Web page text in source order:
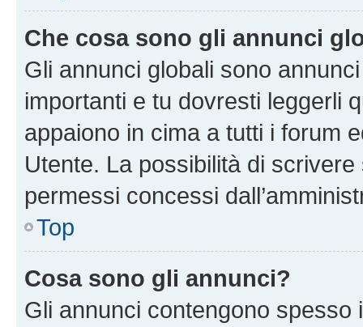
Che cosa sono gli annunci
Gli annunci globali sono
importanti e tu dovresti leggerli
appaiono in cima a tutti i forum
Utente. La possibilità di
permessi concessi
Top
Cosa sono gli annunci?
Gli annunci contengono